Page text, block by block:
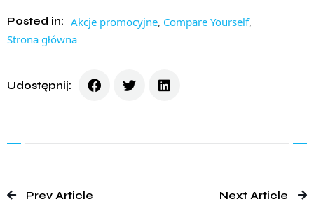
Posted in: Akcje promocyjne, Compare Yourself,
Strona główna
Udostępnij:
Prev Article Next Article